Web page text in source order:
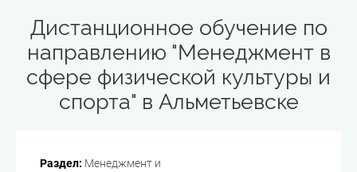
Дистанционное обучение по
направлению "Менеджмент в
сфере физической культуры и
спорта" в Альметьевске
Раздел: Менеджмент и